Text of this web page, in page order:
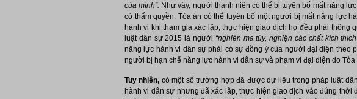
của mình”. Như vậy, người thành niên có thể bị tuyên bố mất năng
có thẩm quyền. Tòa án có thể tuyên bố một người bị mất năng lực
hành vi khi tham gia xác lập, thực hiện giao dịch họ đều phải
luật dân sự 2015 là người “nghiện ma túy, nghiện các chất kích
năng lực hành vi dân sự phải có sự đồng ý của người đại diện theo
người bị hạn chế năng lực hành vi dân sự và phạm vi đại diện do Tòa
Tuy nhiên, có một số trường hợp đã được dự liệu trong pháp luật
hành vi dân sự nhưng đã xác lập, thực hiện giao dịch vào đúng